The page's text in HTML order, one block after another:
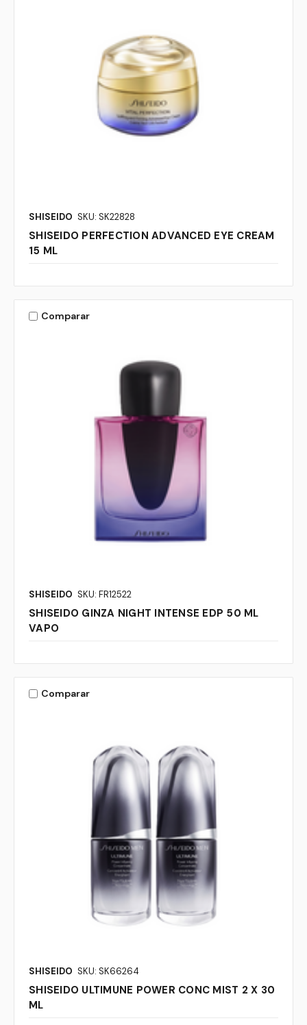
SHISEIDO SKU: SK22828
SHISEIDO PERFECTION ADVANCED EYE CREAM
15 ML
Comparar
SHISEIDO SKU: FR12522
SHISEIDO GINZA NIGHT INTENSE EDP 50 ML
VAPO
Comparar
SHISEIDO SKU: SK66264
SHISEIDO ULTIMUNE POWER CONC MIST 2 X 30
ML